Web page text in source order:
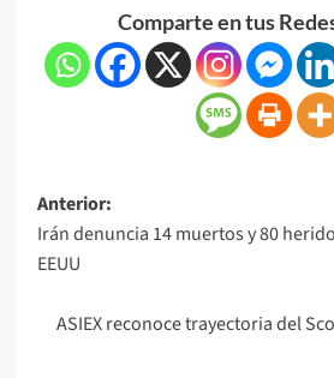
Comparte en tus
Anterior:
Irán denuncia 14 muertos y 80
EEUU
ASIEX reconoce trayectoria del